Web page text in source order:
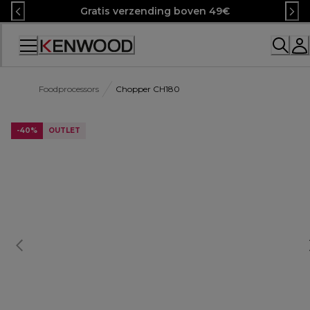
Skip
to
Content
Gratis verzending boven 49€
Foodprocessors Chopper CH180
-40% OUTLET